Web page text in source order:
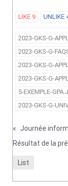
LIKE 9 UNLIKE
2023-GKS-G-
2023-GKS-G-
2023-GKS-G-
2023-GKS-G-
5-EXEMPLE-
2023-GKS-G-
«
Résultat de la
List